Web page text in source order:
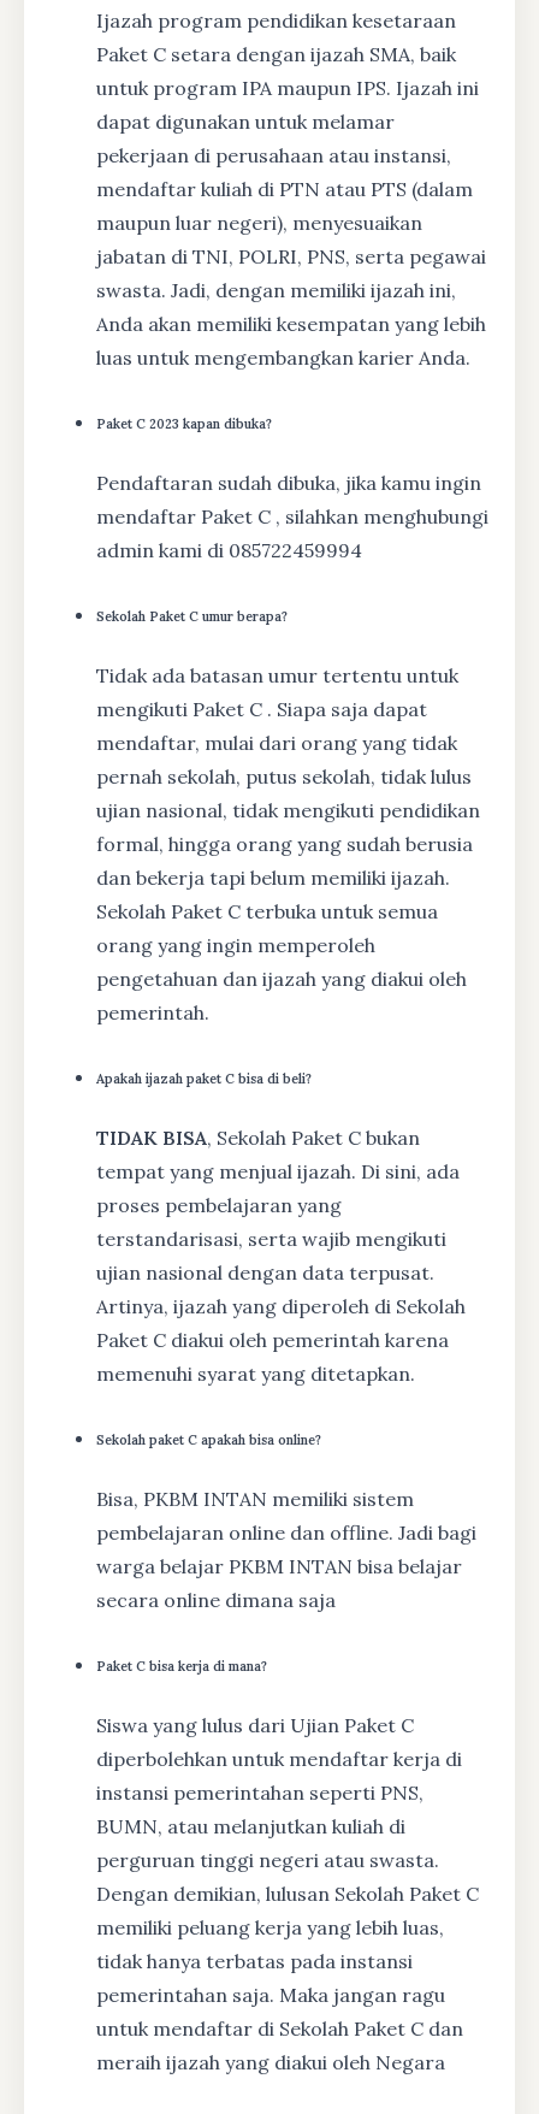
Ijazah program pendidikan kesetaraan
Paket C setara dengan ijazah SMA, baik
untuk program IPA maupun IPS. Ijazah ini
dapat digunakan untuk melamar
pekerjaan di perusahaan atau instansi,
mendaftar kuliah di PTN atau PTS (dalam
maupun luar negeri), menyesuaikan
jabatan di TNI, POLRI, PNS, serta pegawai
swasta. Jadi, dengan memiliki ijazah ini,
Anda akan memiliki kesempatan yang lebih
luas untuk mengembangkan karier Anda.
Paket C 2023 kapan dibuka?
Pendaftaran sudah dibuka, jika kamu ingin
mendaftar Paket C , silahkan menghubungi
admin kami di 085722459994
Sekolah Paket C umur berapa?
Tidak ada batasan umur tertentu untuk
mengikuti Paket C . Siapa saja dapat
mendaftar, mulai dari orang yang tidak
pernah sekolah, putus sekolah, tidak lulus
ujian nasional, tidak mengikuti pendidikan
formal, hingga orang yang sudah berusia
dan bekerja tapi belum memiliki ijazah.
Sekolah Paket C terbuka untuk semua
orang yang ingin memperoleh
pengetahuan dan ijazah yang diakui oleh
pemerintah.
Apakah ijazah paket C bisa di beli?
TIDAK BISA, Sekolah Paket C bukan
tempat yang menjual ijazah. Di sini, ada
proses pembelajaran yang
terstandarisasi, serta wajib mengikuti
ujian nasional dengan data terpusat.
Artinya, ijazah yang diperoleh di Sekolah
Paket C diakui oleh pemerintah karena
memenuhi syarat yang ditetapkan.
Sekolah paket C apakah bisa online?
Bisa, PKBM INTAN memiliki sistem
pembelajaran online dan offline. Jadi bagi
warga belajar PKBM INTAN bisa belajar
secara online dimana saja
Paket C bisa kerja di mana?
Siswa yang lulus dari Ujian Paket C
diperbolehkan untuk mendaftar kerja di
instansi pemerintahan seperti PNS,
BUMN, atau melanjutkan kuliah di
perguruan tinggi negeri atau swasta.
Dengan demikian, lulusan Sekolah Paket C
memiliki peluang kerja yang lebih luas,
tidak hanya terbatas pada instansi
pemerintahan saja. Maka jangan ragu
untuk mendaftar di Sekolah Paket C dan
meraih ijazah yang diakui oleh Negara